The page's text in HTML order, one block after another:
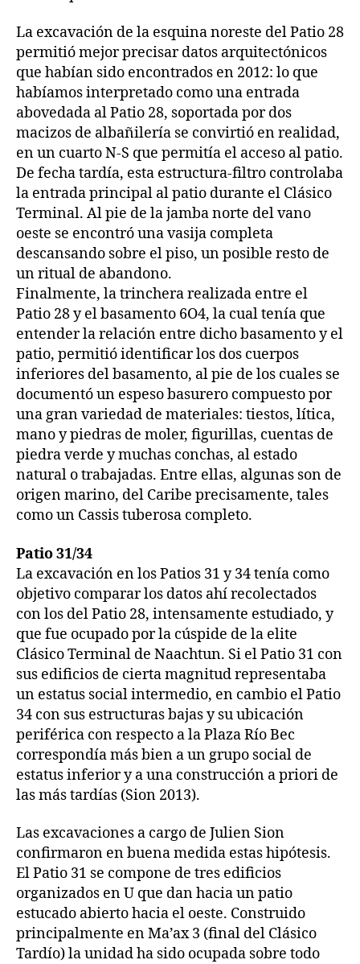
La excavación de la esquina noreste del Patio 28
permitió mejor precisar datos arquitectónicos
que habían sido encontrados en 2012: lo que
habíamos interpretado como una entrada
abovedada al Patio 28, soportada por dos
macizos de albañilería se convirtió en realidad,
en un cuarto N-S que permitía el acceso al patio.
De fecha tardía, esta estructura-filtro controlaba
la entrada principal al patio durante el Clásico
Terminal. Al pie de la jamba norte del vano
oeste se encontró una vasija completa
descansando sobre el piso, un posible resto de
un ritual de abandono.
Finalmente, la trinchera realizada entre el
Patio 28 y el basamento 6O4, la cual tenía que
entender la relación entre dicho basamento y el
patio, permitió identificar los dos cuerpos
inferiores del basamento, al pie de los cuales se
documentó un espeso basurero compuesto por
una gran variedad de materiales: tiestos, lítica,
mano y piedras de moler, figurillas, cuentas de
piedra verde y muchas conchas, al estado
natural o trabajadas. Entre ellas, algunas son de
origen marino, del Caribe precisamente, tales
como un Cassis tuberosa completo.
Patio 31/34
La excavación en los Patios 31 y 34 tenía como
objetivo comparar los datos ahí recolectados
con los del Patio 28, intensamente estudiado, y
que fue ocupado por la cúspide de la elite
Clásico Terminal de Naachtun. Si el Patio 31 con
sus edificios de cierta magnitud representaba
un estatus social intermedio, en cambio el Patio
34 con sus estructuras bajas y su ubicación
periférica con respecto a la Plaza Río Bec
correspondía más bien a un grupo social de
estatus inferior y a una construcción a priori de
las más tardías (Sion 2013).
Las excavaciones a cargo de Julien Sion
confirmaron en buena medida estas hipótesis.
El Patio 31 se compone de tres edificios
organizados en U que dan hacia un patio
estucado abierto hacia el oeste. Construido
principalmente en Ma’ax 3 (final del Clásico
Tardío) la unidad ha sido ocupada sobre todo